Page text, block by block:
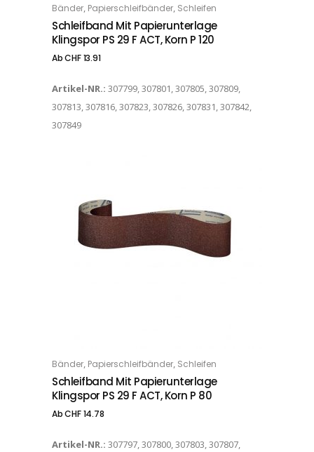
OPTIONS
Bänder, Papierschleifbänder, Schleifen
Schleifband Mit Papierunterlage
Klingspor PS 29 F ACT, Korn P 120
AbCHF13.91
Artikel-NR.: 307799, 307801, 307805, 307809,
307813, 307816, 307823, 307826, 307831, 307842,
307849
OPTIONS
Bänder, Papierschleifbänder, Schleifen
Schleifband Mit Papierunterlage
Klingspor PS 29 F ACT, Korn P 80
AbCHF14.78
Artikel-NR.: 307797, 307800, 307803, 307807,